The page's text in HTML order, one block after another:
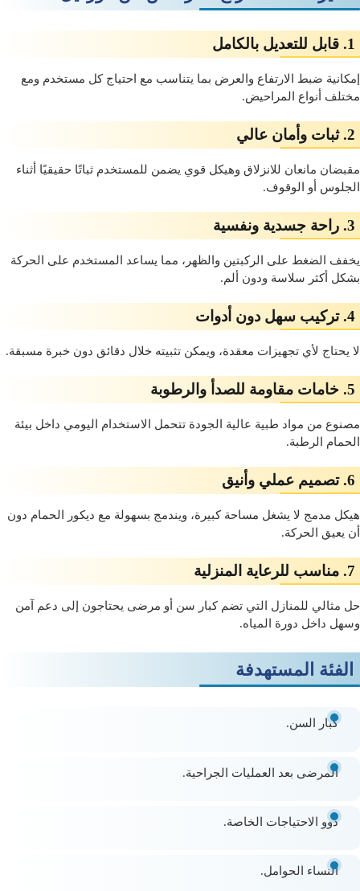
1. قابل للتعديل بالكامل
إمكانية ضبط الارتفاع والعرض بما يتناسب مع احتياج كل مستخدم ومع
مختلف أنواع المراحيض.
2. ثبات وأمان عالي
مقبضان مانعان للانزلاق وهيكل قوي يضمن للمستخدم ثباتًا حقيقيًا أثناء
الجلوس أو الوقوف.
3. راحة جسدية ونفسية
يخفف الضغط على الركبتين والظهر، مما يساعد المستخدم على الحركة
بشكل أكثر سلاسة ودون ألم.
4. تركيب سهل دون أدوات
لا يحتاج لأي تجهيزات معقدة، ويمكن تثبيته خلال دقائق دون خبرة مسبقة.
5. خامات مقاومة للصدأ والرطوبة
مصنوع من مواد طبية عالية الجودة تتحمل الاستخدام اليومي داخل بيئة
الحمام الرطبة.
6. تصميم عملي وأنيق
هيكل مدمج لا يشغل مساحة كبيرة، ويندمج بسهولة مع ديكور الحمام دون
أن يعيق الحركة.
7. مناسب للرعاية المنزلية
حل مثالي للمنازل التي تضم كبار سن أو مرضى يحتاجون إلى دعم آمن
وسهل داخل دورة المياه.
الفئة المستهدفة
كبار السن.
المرضى بعد العمليات الجراحية.
ذوو الاحتياجات الخاصة.
النساء الحوامل.